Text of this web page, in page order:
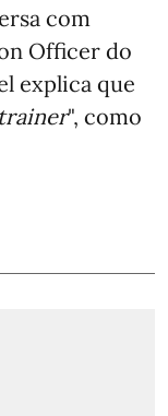
com
Officer do
explica que
", como